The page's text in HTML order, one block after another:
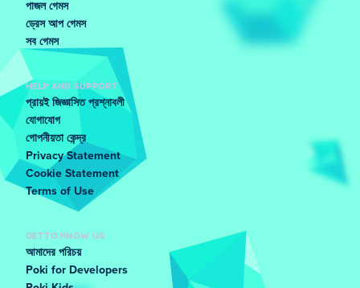
পাজল গেমস
ড্রেস আপ গেমস
সব গেমস
HELP AND SUPPORT
প্রায়ই জিজ্ঞাসিত প্রশ্নাবলী
যোগাযোগ
গোপনীয়তা কেন্দ্র
Privacy Statement
Cookie Statement
Terms of Use
GET TO KNOW US
আমাদের পরিচয়
Poki for Developers